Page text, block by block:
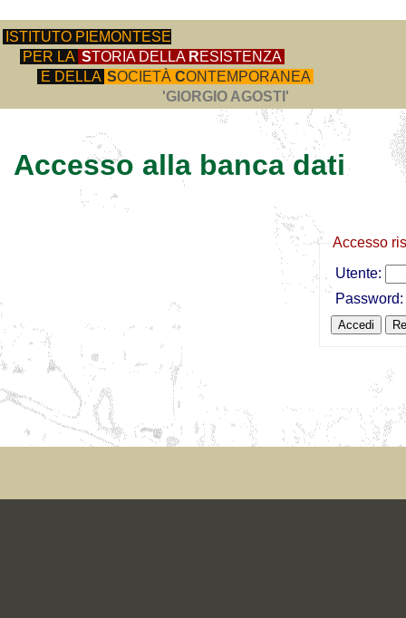
ISTITUTO PIEMONTESE
PER LA STORIA DELLA RESISTENZA
E DELLA SOCIETÀ CONTEMPORANEA
'GIORGIO AGOSTI'
Accesso alla banca dati
Accesso
Utente:
Password: